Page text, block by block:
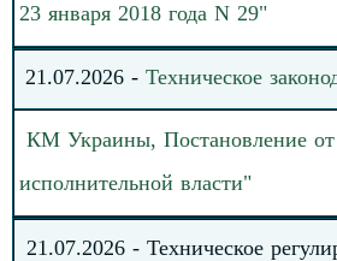
23 января 2018 года N 29"
21.07.2026 - Техническое
КМ Украины, Постановление
исполнительной власти"
21.07.2026 - Техническое